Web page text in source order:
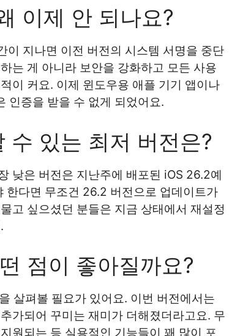
이제 안 되나요?
이 지나면 이전 버전의 시스템 서명을 중단
는 게 아니라 보안을 강화하고 모든 사용
이 커요. 이제 윈도우용 애플 기기 앱이나
인증을 받을 수 없게 되었어요.
수 있는 최저 버전은?
낮은 버전은 지난주에 배포된 iOS 26.2예
한다면 무조건 26.2 버전으로 업데이트가
고 싶으셨던 분들은 지금 상태에서 재설정
점이 좋아질까요?
살펴볼 필요가 있어요. 이번 버전에서는
가되어 꾸미는 재미가 더해졌더라고요. 무
원되는 등 실용적인 기능들이 꽤 많이 포